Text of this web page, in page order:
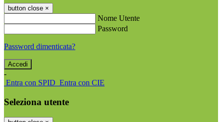
button close ×
Nome Utente
Password
Password dimenticata?
-
Entra con SPID Entra con CIE
Seleziona utente